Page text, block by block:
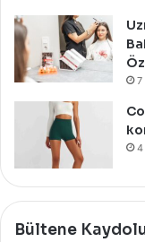
7
4
Bültene